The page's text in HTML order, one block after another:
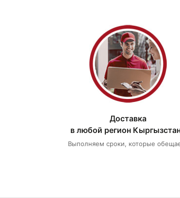
Доставка
в любой регион
Выполняем сроки, которые